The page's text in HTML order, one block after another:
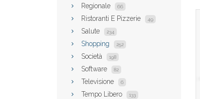
Regionale 66
Ristoranti E Pizzerie 49
Salute 234
Shopping 252
Società 198
Software 82
Televisione 6
Tempo Libero 133